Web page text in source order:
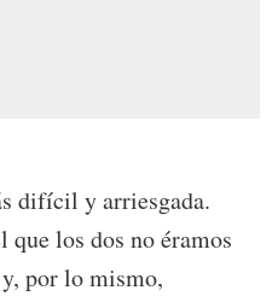
difícil y arriesgada.
que los dos no éramos
por lo mismo,